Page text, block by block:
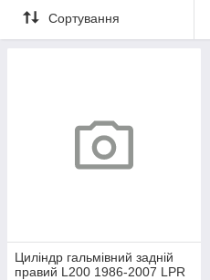
Сортування
Циліндр гальмівний задній
правий L200 1986-2007 LPR